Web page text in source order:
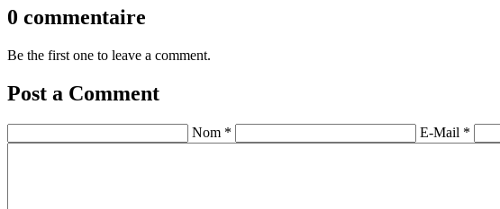
0 commentaire
Be the first one to leave a comment.
Post a Comment
Nom * E-Mail *